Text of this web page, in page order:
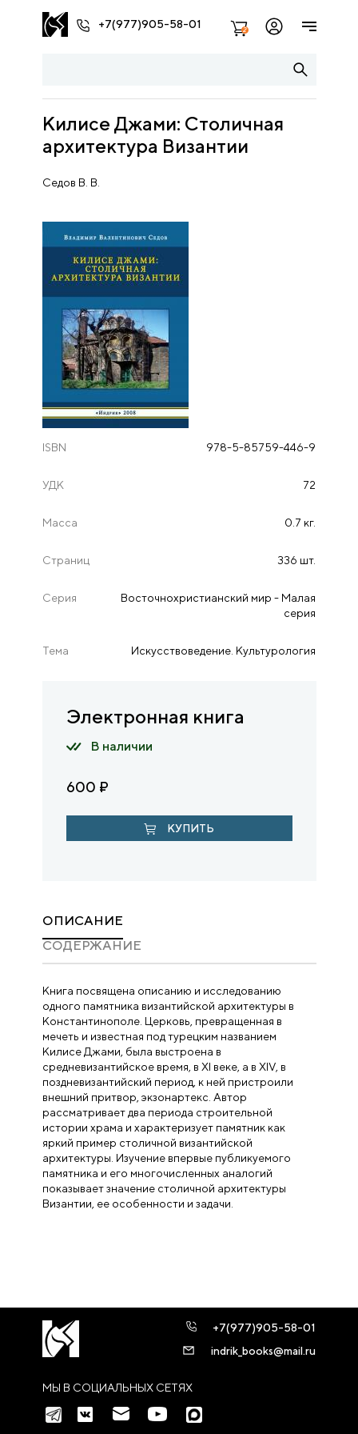
+7(977)905-58-01 2
Килисе Джами: Столичная
архитектура Византии
Седов В. В.
ISBN 978-5-85759-446-9
УДК 72
Масса 0.7 кг.
Страниц 336 шт.
Серия
Восточнохристианский мир - Малая
серия
Тема Искусствоведение. Культурология
Электронная книга
В наличии
600 ₽
КУПИТЬ
ОПИСАНИЕ
CОДЕРЖАНИЕ
Книга посвящена описанию и исследованию
одного памятника византийской архитектуры в
Константинополе. Церковь, превращенная в
мечеть и известная под турецким названием
Килисе Джами, была выстроена в
средневизантийское время, в XI веке, а в XIV, в
поздневизантийский период, к ней пристроили
внешний притвор, экзонартекс. Автор
рассматривает два периода строительной
истории храма и характеризует памятник как
яркий пример столичной византийской
архитектуры. Изучение впервые публикуемого
памятника и его многочисленных аналогий
показывает значение столичной архитектуры
Византии, ее особенности и задачи.
МЫ В СОЦИАЛЬНЫХ СЕТЯХ
+7(977)905-58-01
indrik_books@mail.ru